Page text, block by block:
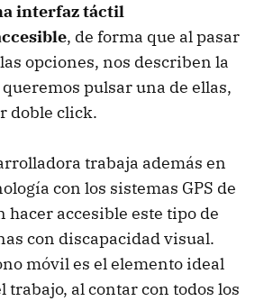
interfaz táctil
, de forma que al pasar
opciones, nos describen la
pulsar una de ellas,
doble click.
trabaja además en
con los sistemas GPS de
hacer accesible este tipo de
con discapacidad visual.
móvil es el elemento ideal
trabajo, al contar con todos los